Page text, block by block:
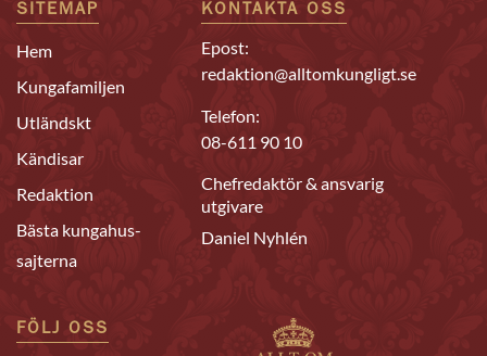
SITEMAP
Hem
Kungafamiljen
Utländskt
Kändisar
Redaktion
Bästa kungahus-
sajterna
KONTAKTA OSS
Epost:
redaktion@alltomkungligt.se
Telefon:
08-611 90 10
Chefredaktör & ansvarig
utgivare
Daniel Nyhlén
FÖLJ OSS